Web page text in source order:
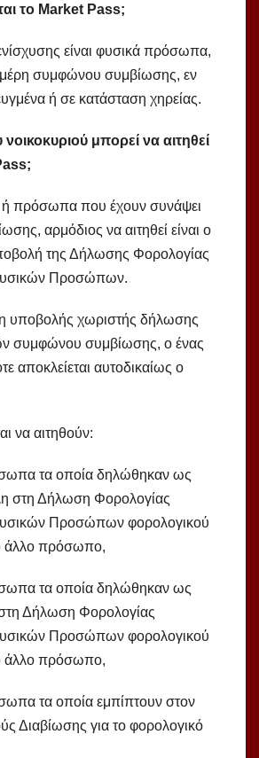
το Market Pass;
είναι φυσικά πρόσωπα,
συμφώνου συμβίωσης, εν
ή σε κατάσταση χηρείας.
νοικοκυριού μπορεί να αιτηθεί
ή πρόσωπα που έχουν συνάψει
αρμόδιος να αιτηθεί είναι ο
της Δήλωσης Φορολογίας
Προσώπων.
υποβολής χωριστής δήλωσης
συμφώνου συμβίωσης, ο ένας
αποκλείεται αυτοδικαίως ο
να αιτηθούν:
τα οποία δηλώθηκαν ως
στη Δήλωση Φορολογίας
Προσώπων φορολογικού
άλλο πρόσωπο,
τα οποία δηλώθηκαν ως
Δήλωση Φορολογίας
Προσώπων φορολογικού
άλλο πρόσωπο,
τα οποία εμπίπτουν στον
Διαβίωσης για το φορολογικό